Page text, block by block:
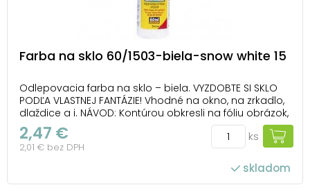
Farba na sklo 60/1503-biela-snow white 15
Odlepovacia farba na sklo – biela. VYZDOBTE SI SKLO
PODĽA VLASTNEJ FANTÁZIE! Vhodné na okno, na zrkadlo,
dlaždice a i. NÁVOD: Kontúrou obkresli na fóliu obrázok,
nechaj ho 1-2 hodiny zaschnúť. Vyfarbi a po 24
hodinách ho opatrne odlep z fólie a umiestni ho na
zvolený povrch. Farba je ľahko ...
2,47 €
2,01 € bez DPH
ks
skladom